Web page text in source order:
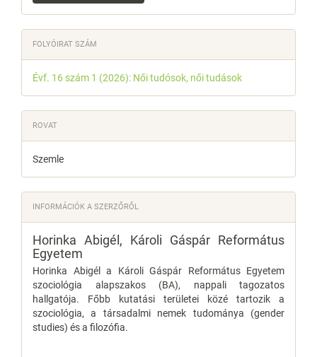
FOLYÓIRAT SZÁM
Évf. 16 szám 1 (2026): Női tudósok, női tudások
ROVAT
Szemle
INFORMÁCIÓK A SZERZŐRŐL
Horinka Abigél, Károli Gáspár Református
Egyetem
Horinka Abigél a Károli Gáspár Református Egyetem
szociológia alapszakos (BA), nappali tagozatos
hallgatója. Főbb kutatási területei közé tartozik a
szociológia, a társadalmi nemek tudománya (gender
studies) és a filozófia.